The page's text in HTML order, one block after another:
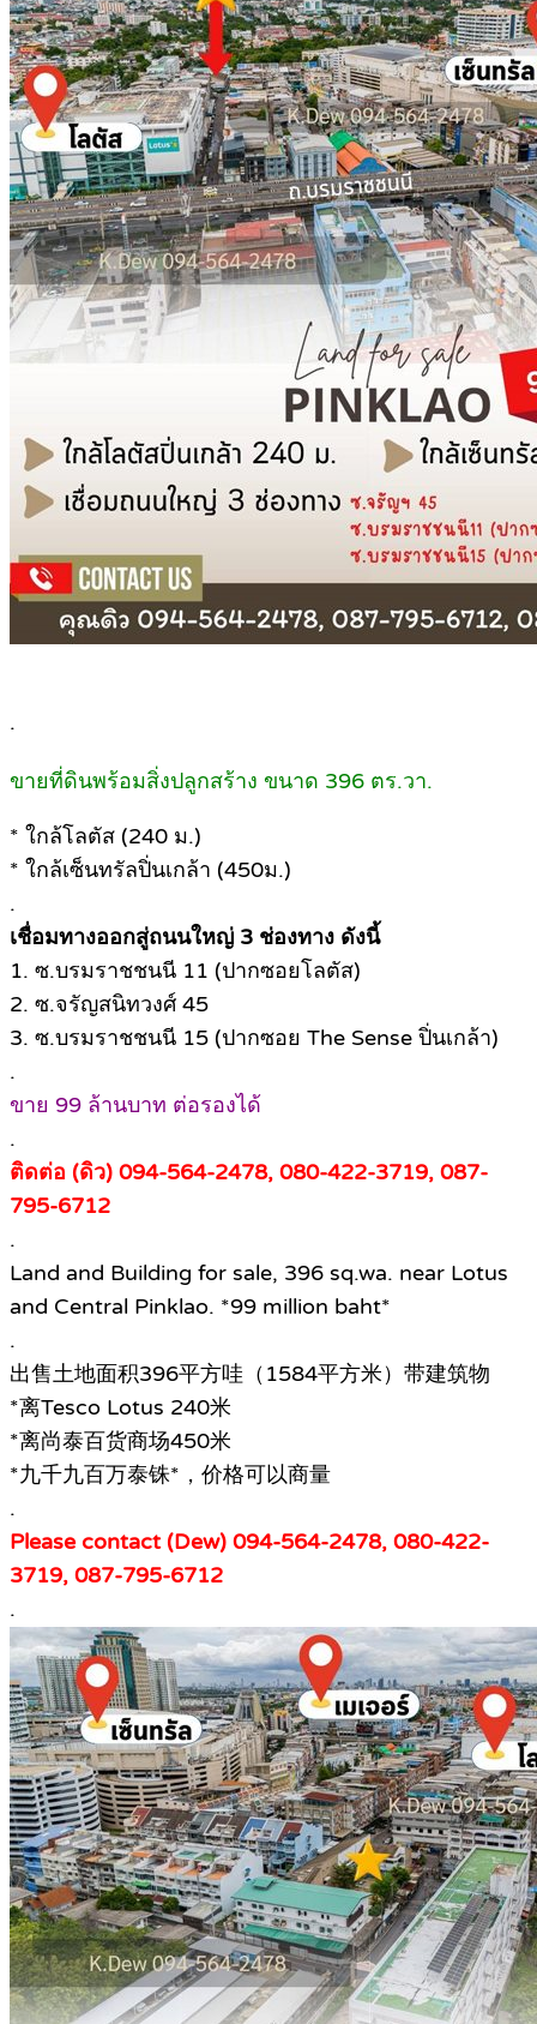
.
ขายที่ดินพร้อมสิ่งปลูกสร้าง ขนาด 396 ตร.วา.
* ใกล้โลตัส (240 ม.)
* ใกล้เซ็นทรัลปิ่นเกล้า (450ม.)
.
เชื่อมทางออกสู่ถนนใหญ่ 3 ช่องทาง ดังนี้
1. ซ.บรมราชชนนี 11 (ปากซอยโลตัส)
2. ซ.จรัญสนิทวงศ์ 45
3. ซ.บรมราชชนนี 15 (ปากซอย The Sense ปิ่นเกล้า)
.
ขาย 99 ล้านบาท ต่อรองได้
.
ติดต่อ (ดิว) 094-564-2478, 080-422-3719, 087-
795-6712
.
Land and Building for sale, 396 sq.wa. near Lotus
and Central Pinklao. *99 million baht*
.
出售土地面积396平方哇（1584平方米）带建筑物
*离Tesco Lotus 240米
*离尚泰百货商场450米
*九千九百万泰铢*，价格可以商量
.
Please contact (Dew) 094-564-2478, 080-422-
3719, 087-795-6712
.